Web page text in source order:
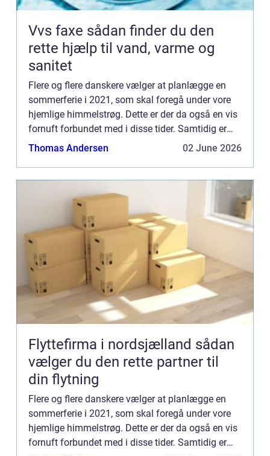
Vvs faxe sådan finder du den
rette hjælp til vand, varme og
sanitet
Flere og flere danskere vælger at planlægge en
sommerferie i 2021, som skal foregå under vore
hjemlige himmelstrøg. Dette er der da også en vis
fornuft forbundet med i disse tider. Samtidig er
Danmark et herligt sommerland, og et ganske fint
Thomas Andersen 02 June 2026
Flyttefirma i nordsjælland sådan
vælger du den rette partner til
din flytning
Flere og flere danskere vælger at planlægge en
sommerferie i 2021, som skal foregå under vore
hjemlige himmelstrøg. Dette er der da også en vis
fornuft forbundet med i disse tider. Samtidig er